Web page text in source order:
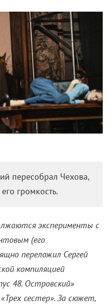
пересобрал Чехова,
громкость.
эксперименты с
(его
переложил Сергей
компиляцией
48. Островский»
сестер». За сюжет,